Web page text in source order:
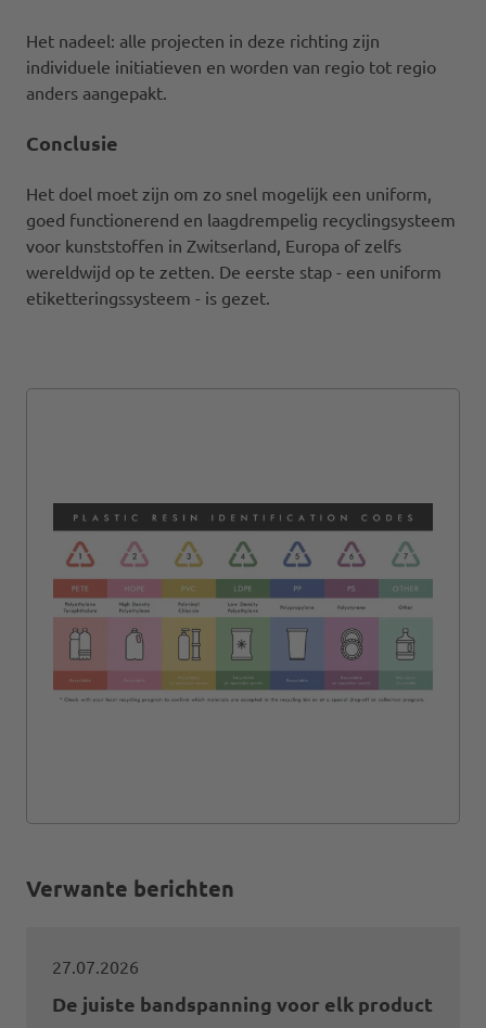
Het nadeel: alle projecten in deze richting zijn
individuele initiatieven en worden van regio tot regio
anders aangepakt.
Conclusie
Het doel moet zijn om zo snel mogelijk een uniform,
goed functionerend en laagdrempelig recyclingsysteem
voor kunststoffen in Zwitserland, Europa of zelfs
wereldwijd op te zetten. De eerste stap - een uniform
etiketteringssysteem - is gezet.
Verwante berichten
27.07.2026
De juiste bandspanning voor elk product